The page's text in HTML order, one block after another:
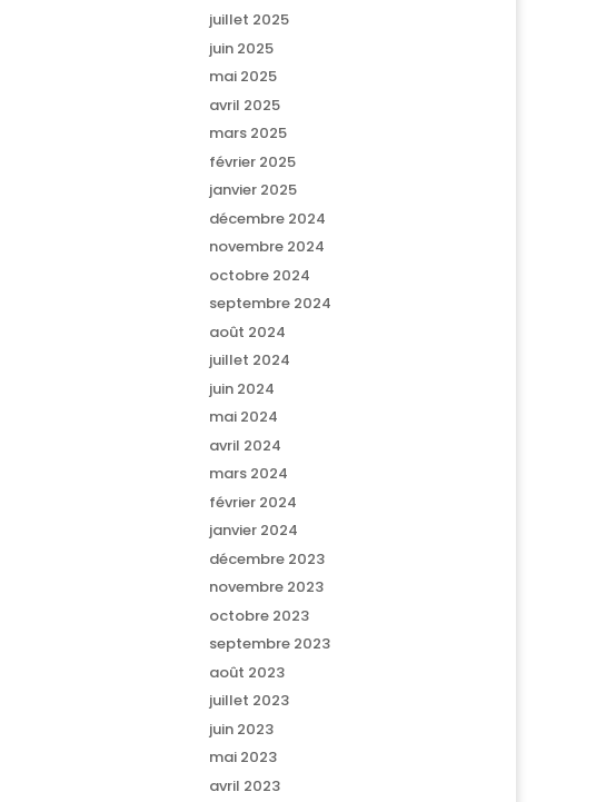
juillet 2025
juin 2025
mai 2025
avril 2025
mars 2025
février 2025
janvier 2025
décembre 2024
novembre 2024
octobre 2024
septembre 2024
août 2024
juillet 2024
juin 2024
mai 2024
avril 2024
mars 2024
février 2024
janvier 2024
décembre 2023
novembre 2023
octobre 2023
septembre 2023
août 2023
juillet 2023
juin 2023
mai 2023
avril 2023